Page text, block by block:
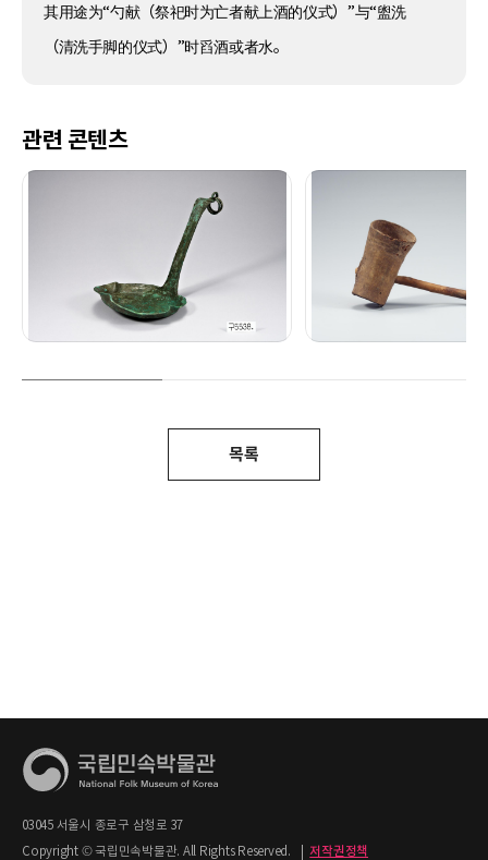
其用途为“勺献（祭祀时为亡者献上酒的仪式）”与“盥洗
（清洗手脚的仪式）”时舀酒或者水。
관련 콘텐츠
목록
03045 서울시 종로구 삼청로 37
Copyright © 국립민속박물관. All Rights Reserved.
저작권정책